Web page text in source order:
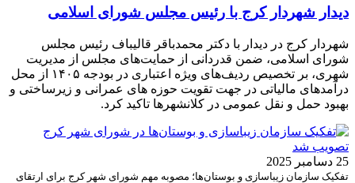
دیدار شهردار کرج با رئیس مجلس شورای اسلامی
شهردار کرج در دیدار با دکتر محمدباقر قالیباف رئیس مجلس
شورای اسلامی، ضمن قدردانی از حمایت‌های مجلس از مدیریت
شهری، بر تخصیص ردیف‌های ویژه اعتباری در بودجه ۱۴۰۵ از محل
درآمدهای مالیاتی در جهت تقویت حوزه های عمرانی و زیرساختی و
بهبود حمل و نقل عمومی در کلانشهرها تاکید کرد.
25 دسامبر 2025
تفکیک سازمان زیباسازی و بوستان‌ها؛ مصوبه مهم شورای شهر کرج برای ارتقای